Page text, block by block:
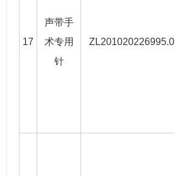
17
声带手
术专用
针
ZL201020226995.0